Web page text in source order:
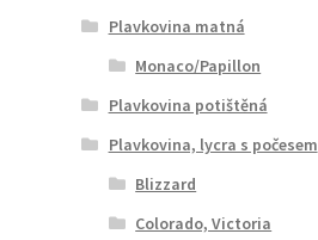
Plavkovina matná
Monaco/Papillon
Plavkovina potištěná
Plavkovina, lycra s počesem
Blizzard
Colorado, Victoria